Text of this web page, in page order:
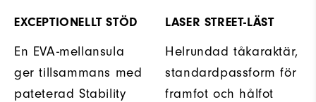
EXCEPTIONELLT STÖD
En EVA-mellansula
ger tillsammans med
pateterad Stability
LASER STREET-LÄST
Helrundad tåkaraktär,
standardpassform för
framfot och hålfot